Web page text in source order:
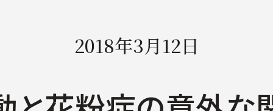
2018年3月12日